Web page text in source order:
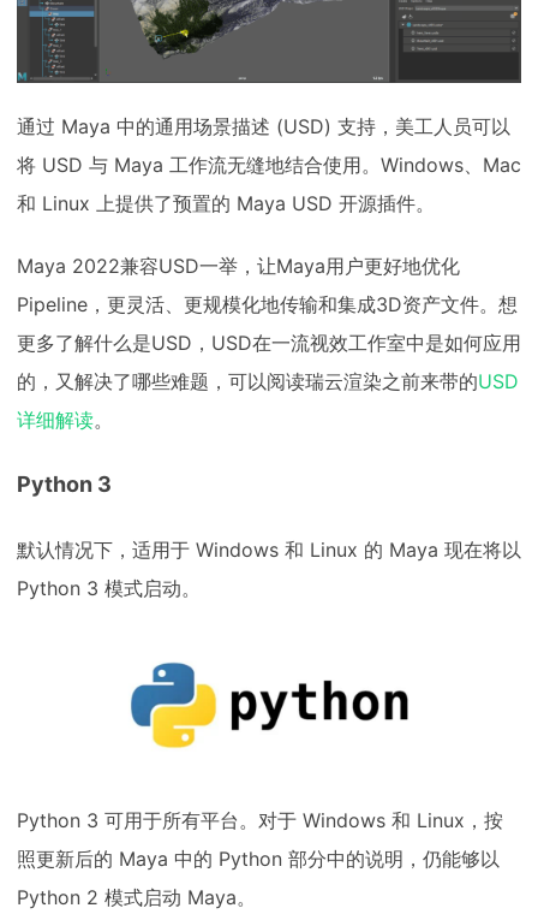
通过 Maya 中的通用场景描述 (USD) 支持，美工人员可以
将 USD 与 Maya 工作流无缝地结合使用。Windows、Mac
和 Linux 上提供了预置的 Maya USD 开源插件。
Maya 2022兼容USD一举，让Maya用户更好地优化
Pipeline，更灵活、更规模化地传输和集成3D资产文件。想
更多了解什么是USD，USD在一流视效工作室中是如何应用
的，又解决了哪些难题，可以阅读瑞云渲染之前来带的USD
详细解读。
Python 3
默认情况下，适用于 Windows 和 Linux 的 Maya 现在将以
Python 3 模式启动。
Python 3 可用于所有平台。对于 Windows 和 Linux，按
照更新后的 Maya 中的 Python 部分中的说明，仍能够以
Python 2 模式启动 Maya。